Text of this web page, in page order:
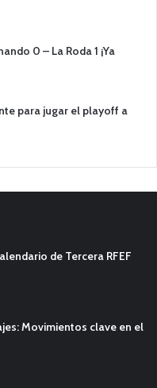
0 – La Roda 1 ¡Ya
para jugar el playoff a
de Tercera RFEF
Movimientos clave en el